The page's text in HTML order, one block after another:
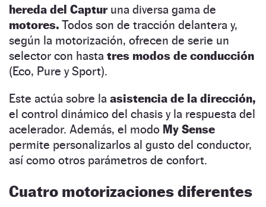
hereda del Captur una diversa gama de
motores. Todos son de tracción delantera y,
según la motorización, ofrecen de serie un
selector con hasta tres modos de conducción
(Eco, Pure y Sport).
Este actúa sobre la asistencia de la dirección,
el control dinámico del chasis y la respuesta del
acelerador. Además, el modo My Sense
permite personalizarlos al gusto del conductor,
así como otros parámetros de confort.
Cuatro motorizaciones diferentes